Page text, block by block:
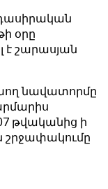
օրը
է շարասյան
նավատորմը
թվականից ի
շրջափակումը